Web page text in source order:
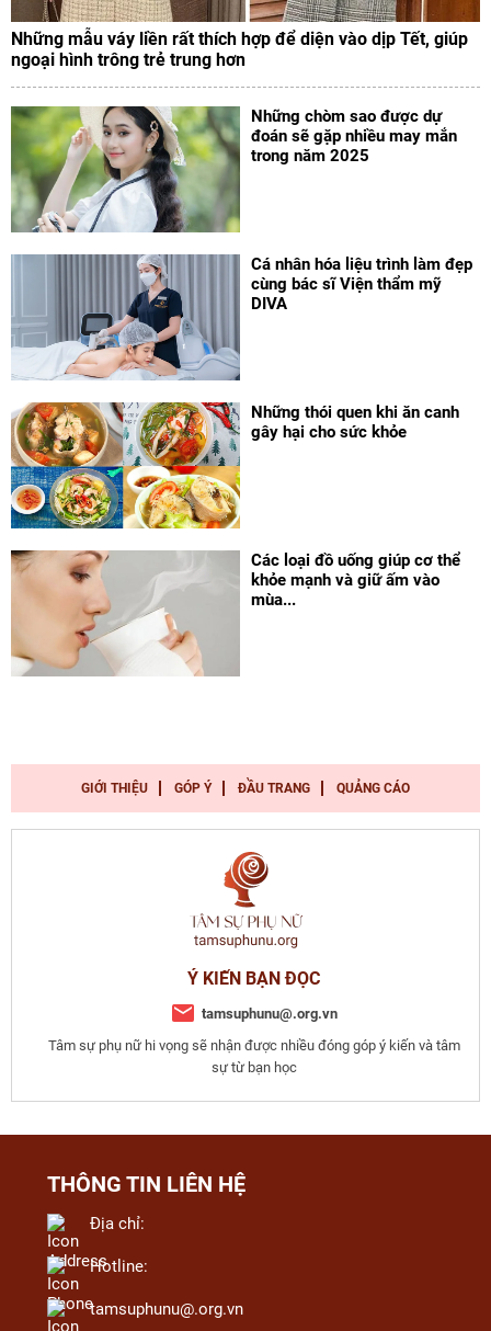
Những mẫu váy liền rất thích hợp để diện vào dịp Tết, giúp
ngoại hình trông trẻ trung hơn
Những chòm sao được dự
đoán sẽ gặp nhiều may mắn
trong năm 2025
Cá nhân hóa liệu trình làm đẹp
cùng bác sĩ Viện thẩm mỹ
DIVA
Những thói quen khi ăn canh
gây hại cho sức khỏe
Các loại đồ uống giúp cơ thể
khỏe mạnh và giữ ấm vào
mùa...
GIỚI THIỆU GÓP Ý ĐẦU TRANG QUẢNG CÁO
Ý KIẾN BẠN ĐỌC
tamsuphunu@.org.vn
Tâm sự phụ nữ hi vọng sẽ nhận được nhiều đóng góp ý kiến và tâm
sự từ bạn học
THÔNG TIN LIÊN HỆ
Địa chỉ:
Hotline:
tamsuphunu@.org.vn